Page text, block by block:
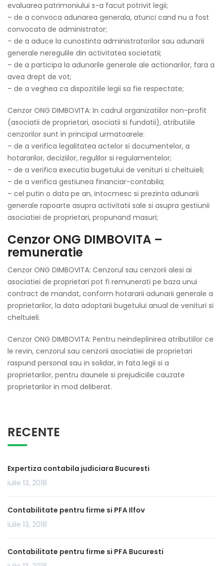
evaluarea patrimoniului s-a facut potrivit legii;
– de a convoca adunarea generala, atunci cand nu a fost
convocata de administrator;
– de a aduce la cunostinta administratorilor sau adunarii
generale neregulile din activitatea societatii;
– de a participa la adunarile generale ale actionarilor, fara a
avea drept de vot;
– de a veghea ca dispozitiile legii sa fie respectate;
Cenzor ONG DIMBOVITA: In cadrul organizatiilor non-profit
(asociatii de proprietari, asociatii si fundatii), atributiile
cenzorilor sunt in principal urmatoarele:
– de a verifica legalitatea actelor si documentelor, a
hotararilor, deciziilor, regulilor si regulamentelor;
– de a verifica executia bugetului de venituri si cheltuieli;
– de a verifica gestiunea financiar-contabila;
– cel putin o data pe an, intocmesc si prezinta adunarii
generale rapoarte asupra activitatii sale si asupra gestiunii
asociatiei de proprietari, propunand masuri;
Cenzor ONG DIMBOVITA –
remuneratie
Cenzor ONG DIMBOVITA: Cenzorul sau cenzorii alesi ai
asociatiei de proprietari pot fi remunerati pe baza unui
contract de mandat, conform hotararii adunarii generale a
proprietarilor, la data adoptarii bugetului anual de venituri si
cheltuieli.
Cenzor ONG DIMBOVITA: Pentru neindeplinirea atributiilor ce
le revin, cenzorul sau cenzorii asociatiei de proprietari
raspund personal sau in solidar, in fata legii si a
proprietarilor, pentru daunele si prejudiciile cauzate
proprietarilor in mod deliberat.
RECENTE
Expertiza contabila judiciara Bucuresti
iulie 13, 2018
Contabilitate pentru firme si PFA Ilfov
iulie 13, 2018
Contabilitate pentru firme si PFA Bucuresti